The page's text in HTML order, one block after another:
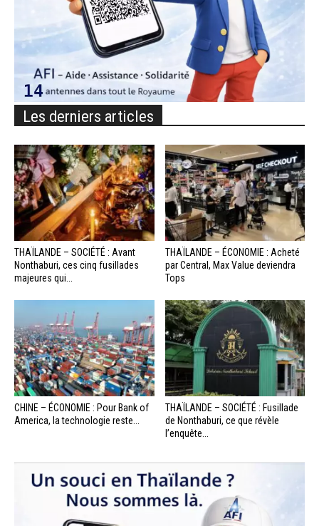
Les derniers articles
THAÏLANDE – SOCIÉTÉ : Avant
Nonthaburi, ces cinq fusillades
majeures qui...
THAÏLANDE – ÉCONOMIE : Acheté
par Central, Max Value deviendra
Tops
CHINE – ÉCONOMIE : Pour Bank of
America, la technologie reste...
THAÏLANDE – SOCIÉTÉ : Fusillade
de Nonthaburi, ce que révèle
l’enquête...